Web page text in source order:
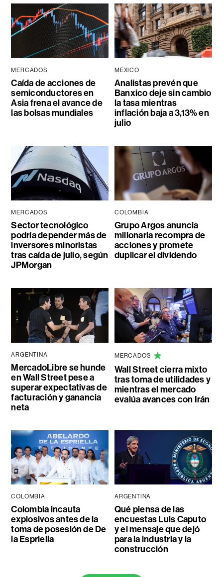
MERCADOS
Caída de acciones de
semiconductores en
Asia frena el avance de
las bolsas mundiales
MÉXICO
Analistas prevén que
Banxico deje sin cambio
la tasa mientras
inflación baja a 3,13% en
julio
MERCADOS
Sector tecnológico
podría depender más de
inversores minoristas
tras caída de julio, según
JPMorgan
COLOMBIA
Grupo Argos anuncia
millonaria recompra de
acciones y promete
duplicar el dividendo
ARGENTINA
MercadoLibre se hunde
en Wall Street pese a
superar expectativas de
facturación y ganancia
neta
MERCADOS
Wall Street cierra mixto
tras toma de utilidades y
mientras el mercado
evalúa avances con Irán
COLOMBIA
Colombia incauta
explosivos antes de la
toma de posesión de De
la Espriella
ARGENTINA
Qué piensa de las
encuestas Luis Caputo
y el mensaje que dejó
para la industria y la
construcción